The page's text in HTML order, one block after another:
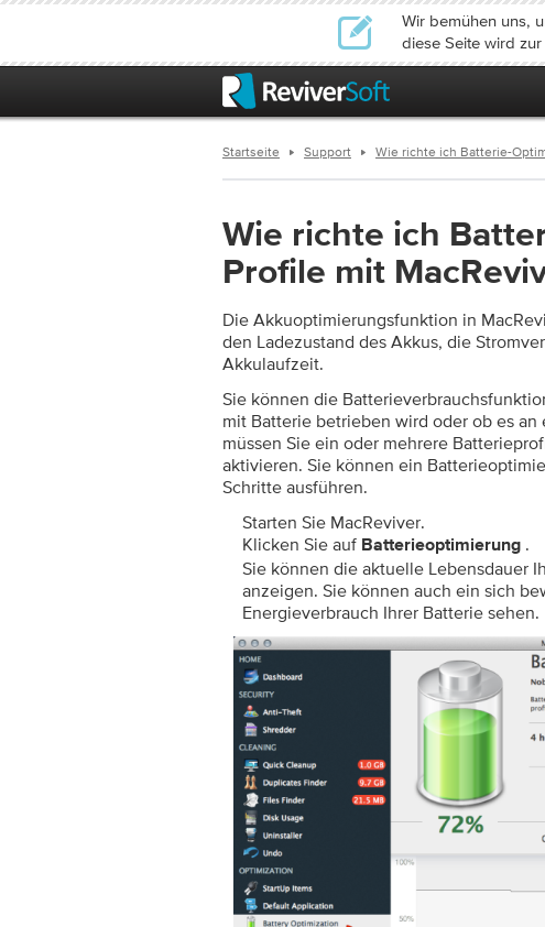
Wir bemühen uns,
diese Seite wird
Startseite Support Wie richte ich Batterie-
Wie richte ich
Profile mit
Die Akkuoptimierungsfunktion in
den Ladezustand des Akkus, die
Akkulaufzeit.
Sie können die
mit Batterie betrieben wird oder ob es
müssen Sie ein oder mehrere
aktivieren. Sie können ein
Schritte ausführen.
Starten Sie MacReviver.
Klicken Sie auf Batterieoptimierung .
Sie können die aktuelle Lebensdauer
anzeigen. Sie können auch ein sich
Energieverbrauch Ihrer Batterie sehen.